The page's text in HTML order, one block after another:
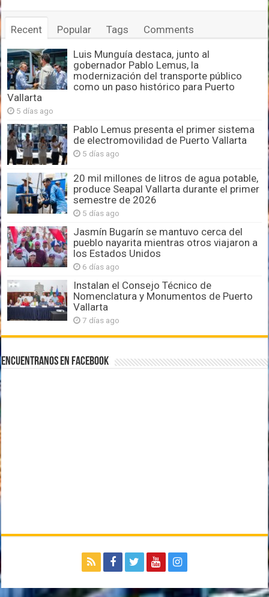
Recent Popular Tags Comments
Luis Munguía destaca, junto al
gobernador Pablo Lemus, la
modernización del transporte público
como un paso histórico para Puerto
Vallarta
5 días ago
Pablo Lemus presenta el primer sistema
de electromovilidad de Puerto Vallarta
5 días ago
20 mil millones de litros de agua potable,
produce Seapal Vallarta durante el primer
semestre de 2026
5 días ago
Jasmín Bugarín se mantuvo cerca del
pueblo nayarita mientras otros viajaron a
los Estados Unidos
6 días ago
Instalan el Consejo Técnico de
Nomenclatura y Monumentos de Puerto
Vallarta
7 días ago
Encuentranos en Facebook